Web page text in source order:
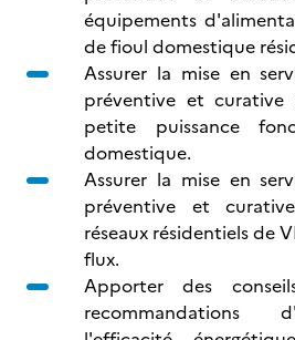
équipements
de fioul domestique
Assurer la mise en
préventive et curative
petite puissance
domestique.
Assurer la mise en
préventive et
réseaux résidentiels de
flux.
Apporter des
recommandations